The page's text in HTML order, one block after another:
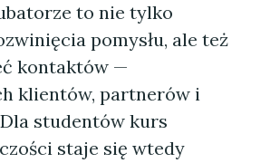
to nie tylko
pomysłu, ale też
kontaktów —
klientów, partnerów i
studentów kurs
staje się wtedy